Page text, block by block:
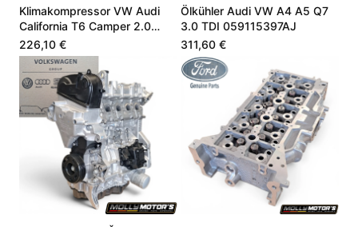
Klimakompressor VW Audi
California T6 Camper 2.0
CZSE DZLA 7LA816803A
226,10 €
Ölkühler Audi VW A4 A5 Q7
3.0 TDI 059115397AJ
311,60 €